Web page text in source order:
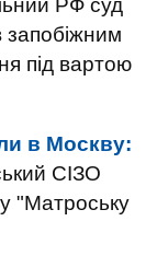
РФ суд
під вартою
в Москву:
СІЗО
"Матроську